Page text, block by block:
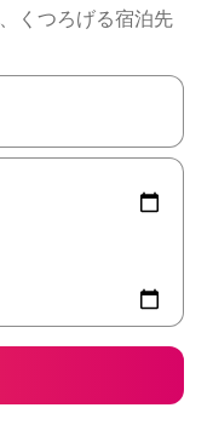
くつろげる宿泊先
ーを使って移動するか